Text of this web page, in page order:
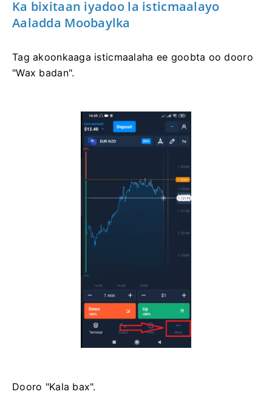
Ka bixitaan iyadoo la isticmaalayo
Aaladda Moobaylka
Tag akoonkaaga isticmaalaha ee goobta oo dooro
"Wax badan".
Dooro "Kala bax".